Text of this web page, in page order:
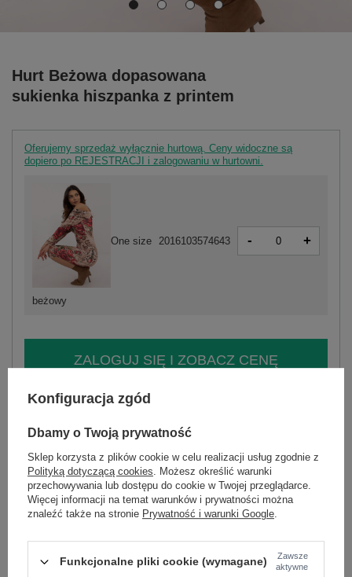
Hurt Beżowa dopasowana
sukienka hiszpanka z printem
Oferujemy sprzedaż wyłącznie hurtową. Ceny widoczne są
dopiero po REJESTRACJI i zalogowaniu w hurtowni.
beżowy
One size 2016103574643 - +
ZALOGUJ SIĘ I ZOBACZ CENĘ
Masz pytanie? Chętnie pomożemy.
skład materiału : 95% poliester, 5% elastan
sposób prania : pranie w pralce w 30°C
Kod produktu
DHJ-SK-18688-1.52
sukienka ołówkowa
Konfiguracja zgód
Dbamy o Twoją prywatność
Sklep korzysta z plików cookie w celu realizacji usług zgodnie z
Polityką dotyczącą cookies. Możesz określić warunki
przechowywania lub dostępu do cookie w Twojej przeglądarce.
Więcej informacji na temat warunków i prywatności można
znaleźć także na stronie Prywatność i warunki Google.
Funkcjonalne pliki cookie (wymagane)
Zawsze
aktywne